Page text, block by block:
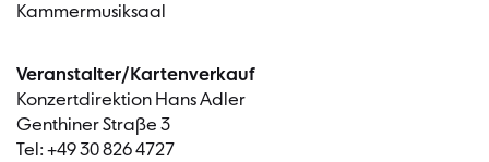
Kammermusiksaal
Veranstalter/Kartenverkauf
Konzertdirektion Hans Adler
Genthiner Straße 3
Tel: +49 30 826 4727